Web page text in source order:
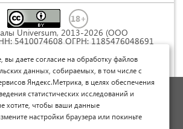
Universum, 2013-2026 (ООО
5410074608 ОГРН: 1185476048691
(«Атрибуция») 4.0
обработки персональных данных
Договор оферты
научную статью
вы даете согласие на обработку файлов
данных, собираемых, в том числе с
Яндекс.Метрика, в целях обеспечения
статистических исследований и
хотите, чтобы ваши данные
настройки браузера или покиньте